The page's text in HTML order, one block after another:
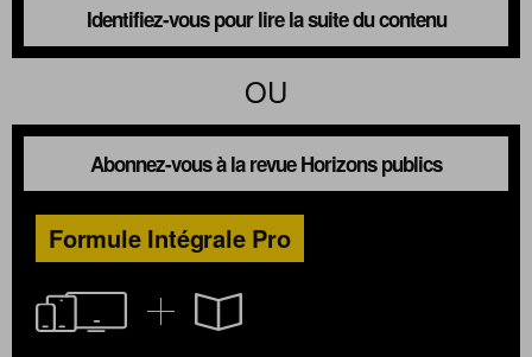
Identifiez-vous pour lire la suite du contenu
OU
Abonnez-vous à la revue Horizons publics
Formule Intégrale Pro